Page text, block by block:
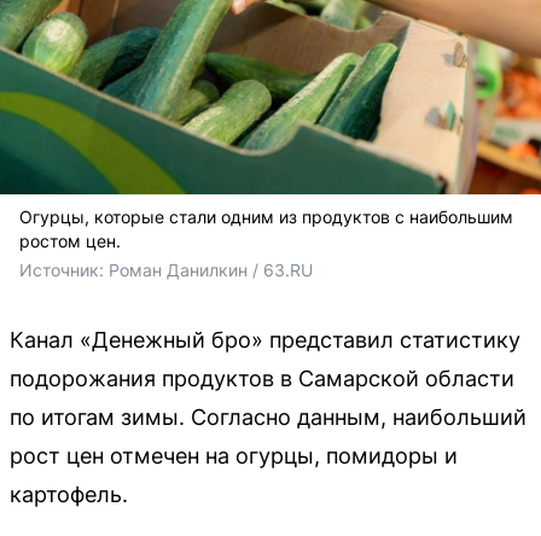
Огурцы, которые стали одним из продуктов с наибольшим
ростом цен.
Источник: Роман Данилкин / 63.RU
Канал «Денежный бро» представил статистику
подорожания продуктов в Самарской области
по итогам зимы. Согласно данным, наибольший
рост цен отмечен на огурцы, помидоры и
картофель.